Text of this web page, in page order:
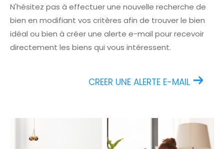
N'hésitez pas à effectuer une nouvelle recherche de
bien en modifiant vos critères afin de trouver le bien
idéal ou bien à créer une alerte e-mail pour recevoir
directement les biens qui vous intéressent.
CREER UNE ALERTE E-MAIL